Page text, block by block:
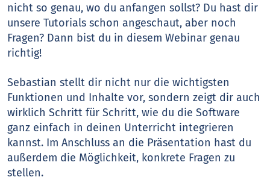
nicht so genau, wo du anfangen sollst? Du hast dir
unsere Tutorials schon angeschaut, aber noch
Fragen? Dann bist du in diesem Webinar genau
richtig!
Sebastian stellt dir nicht nur die wichtigsten
Funktionen und Inhalte vor, sondern zeigt dir auch
wirklich Schritt für Schritt, wie du die Software
ganz einfach in deinen Unterricht integrieren
kannst. Im Anschluss an die Präsentation hast du
außerdem die Möglichkeit, konkrete Fragen zu
stellen.